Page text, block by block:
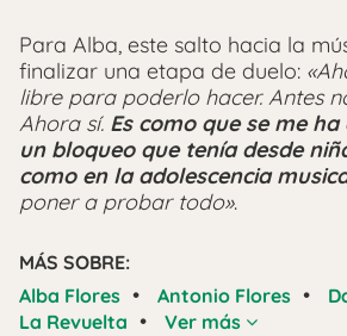
Para Alba, este salto hacia la
finalizar una etapa de duelo:
libre para poderlo hacer. Antes
Ahora sí. Es como que se me
un bloqueo que tenía desde
como en la adolescencia
poner a probar todo».
MÁS SOBRE:
Alba Flores • Antonio Flores •
La Revuelta • Ver más